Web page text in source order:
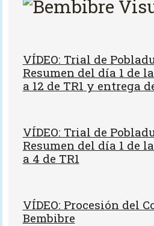
VÍDEO: Trial de
Resumen del día 1 de
a 12 de TR1 y entrega
VÍDEO: Trial de
Resumen del día 1 de
a 4 de TR1
VÍDEO: Procesión del
Bembibre